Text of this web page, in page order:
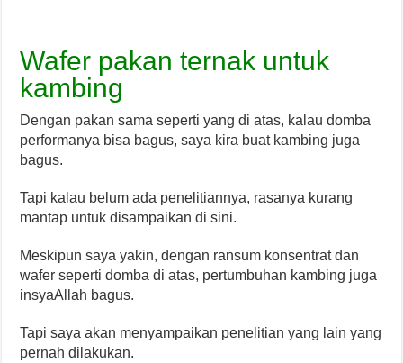
Wafer pakan ternak untuk
kambing
Dengan pakan sama seperti yang di atas, kalau domba
performanya bisa bagus, saya kira buat kambing juga
bagus.
Tapi kalau belum ada penelitiannya, rasanya kurang
mantap untuk disampaikan di sini.
Meskipun saya yakin, dengan ransum konsentrat dan
wafer seperti domba di atas, pertumbuhan kambing juga
insyaAllah bagus.
Tapi saya akan menyampaikan penelitian yang lain yang
pernah dilakukan.